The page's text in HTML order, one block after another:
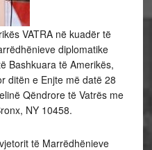
VATRA në kuadër të
diplomatike
Bashkuara të Amerikës,
ditën e Enjte më datë 28
Qëndrore të Vatrës me
NY 10458.
të Marrëdhënieve